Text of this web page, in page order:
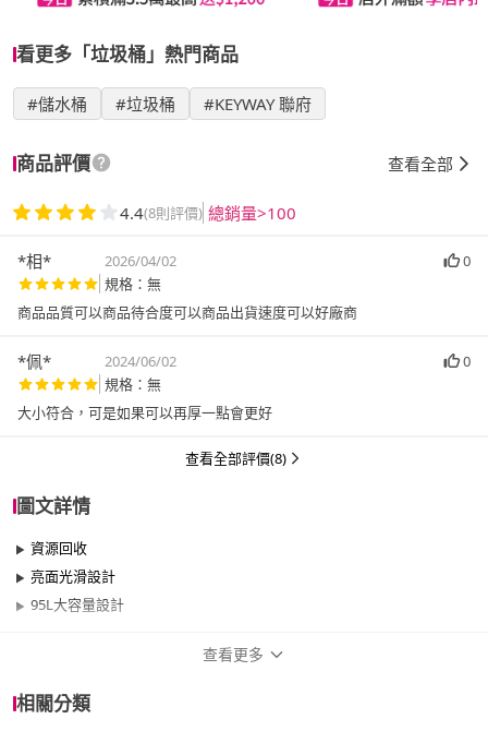
看更多「垃圾桶」熱門商品
#儲水桶 #垃圾桶 #KEYWAY 聯府
商品評價 查看全部
4.4(8則評價) 總銷量>100
*相* 2026/04/02
0
規格：無
商品品質可以商品待合度可以商品出貨速度可以好廠商
*佩* 2024/06/02
0
規格：無
大小符合，可是如果可以再厚一點會更好
查看全部評價(8)
圖文詳情
資源回收
亮面光滑設計
95L大容量設計
查看更多
相關分類